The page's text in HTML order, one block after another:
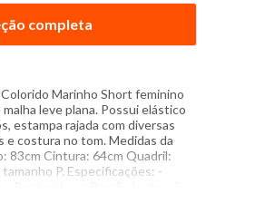
completa
Marinho Short feminino
leve plana. Possui elástico
estampa rajada com diversas
e costura no tom. Medidas da
83cm Cintura: 64cm Quadril:
P. Especificações: -
Produzido no Brasil - Instruções